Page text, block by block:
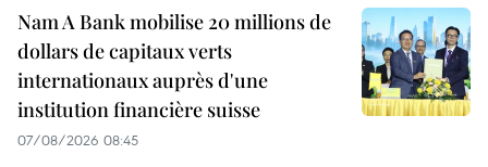
Nam A Bank mobilise 20 millions de
dollars de capitaux verts
internationaux auprès d'une
institution financière suisse
07/08/2026 08:45